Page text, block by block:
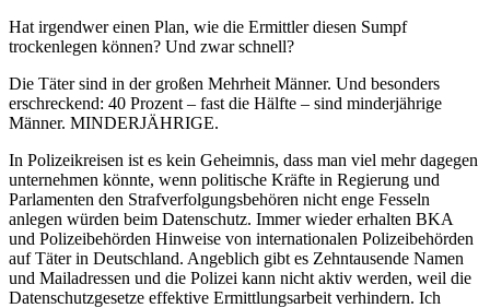
Hat irgendwer einen Plan, wie die Ermittler diesen Sumpf
trockenlegen können? Und zwar schnell?
Die Täter sind in der großen Mehrheit Männer. Und besonders
erschreckend: 40 Prozent – fast die Hälfte – sind minderjährige
Männer. MINDERJÄHRIGE.
In Polizeikreisen ist es kein Geheimnis, dass man viel mehr dagegen
unternehmen könnte, wenn politische Kräfte in Regierung und
Parlamenten den Strafverfolgungsbehören nicht enge Fesseln
anlegen würden beim Datenschutz. Immer wieder erhalten BKA
und Polizeibehörden Hinweise von internationalen Polizeibehörden
auf Täter in Deutschland. Angeblich gibt es Zehntausende Namen
und Mailadressen und die Polizei kann nicht aktiv werden, weil die
Datenschutzgesetze effektive Ermittlungsarbeit verhindern. Ich